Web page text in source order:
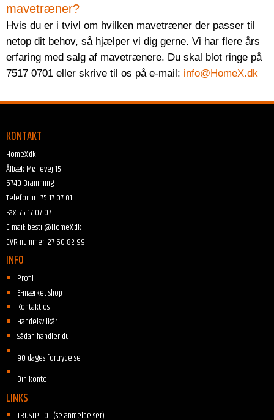
mavetræner?
Hvis du er i tvivl om hvilken mavetræner der passer til
netop dit behov, så hjælper vi dig gerne. Vi har flere års
erfaring med salg af mavetrænere. Du skal blot ringe på
7517 0701 eller skrive til os på e-mail: info@HomeX.dk
KONTAKT
HomeX.dk
Ålbæk Møllevej 15
6740 Bramming
Telefonnr.:75 17 07 01
Fax:75 17 07 07
E-mail: bestil@HomeX.dk
CVR-nummer: 27 60 82 99
INFO
Profil
E-mærket shop
Kontakt os
Handelsvilkår
Sådan handler du
90 dages fortrydelse
Din konto
LINKS
TRUSTPILOT (se anmeldelser)